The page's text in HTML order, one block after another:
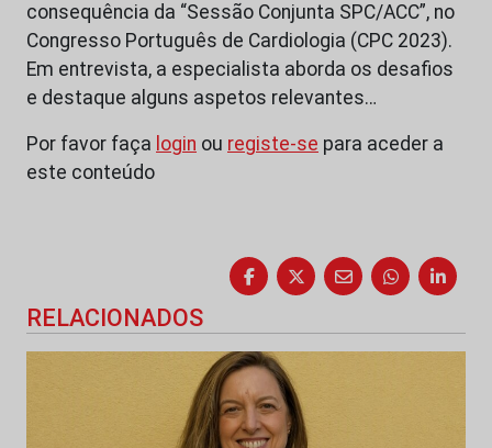
consequência da “Sessão Conjunta SPC/ACC”, no
Congresso Português de Cardiologia (CPC 2023).
Em entrevista, a especialista aborda os desafios
e destaque alguns aspetos relevantes…
Por favor faça login ou registe-se para aceder a
este conteúdo
RELACIONADOS